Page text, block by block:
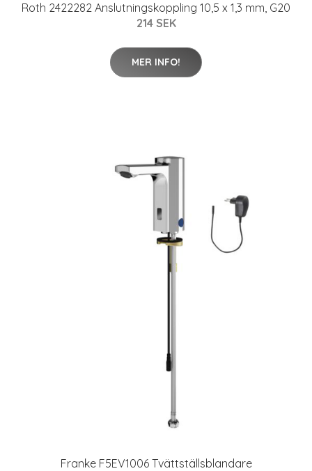
Roth 2422282 Anslutningskoppling 10,5 x 1,3 mm, G20
214 SEK
MER INFO!
Franke F5EV1006 Tvättställsblandare